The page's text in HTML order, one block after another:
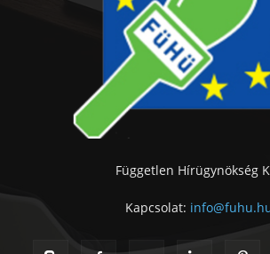
Független Hírügynökség
Kapcsolat: